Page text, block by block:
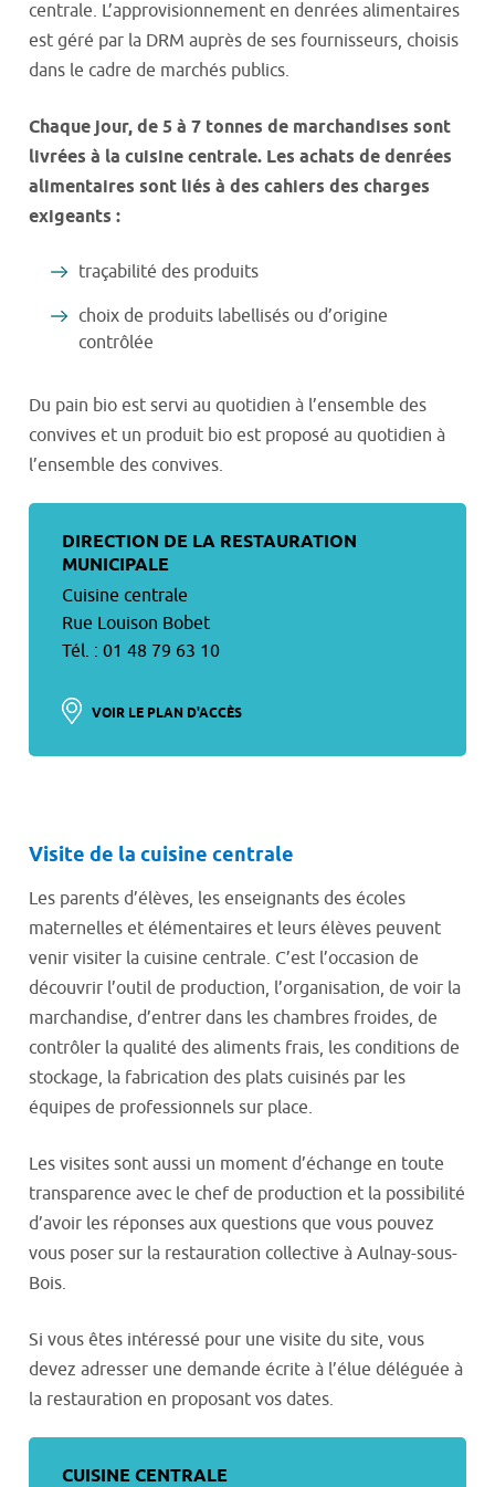
centrale. L’approvisionnement en denrées alimentaires
est géré par la DRM auprès de ses fournisseurs, choisis
dans le cadre de marchés publics.
Chaque jour, de 5 à 7 tonnes de marchandises sont
livrées à la cuisine centrale. Les achats de denrées
alimentaires sont liés à des cahiers des charges
exigeants :
traçabilité des produits
choix de produits labellisés ou d’origine
contrôlée
Du pain bio est servi au quotidien à l’ensemble des
convives et un produit bio est proposé au quotidien à
l’ensemble des convives.
DIRECTION DE LA RESTAURATION
MUNICIPALE
Cuisine centrale
Rue Louison Bobet
Tél. : 01 48 79 63 10
VOIR LE PLAN D'ACCÈS
Visite de la cuisine centrale
Les parents d’élèves, les enseignants des écoles
maternelles et élémentaires et leurs élèves peuvent
venir visiter la cuisine centrale. C’est l’occasion de
découvrir l’outil de production, l’organisation, de voir la
marchandise, d’entrer dans les chambres froides, de
contrôler la qualité des aliments frais, les conditions de
stockage, la fabrication des plats cuisinés par les
équipes de professionnels sur place.
Les visites sont aussi un moment d’échange en toute
transparence avec le chef de production et la possibilité
d’avoir les réponses aux questions que vous pouvez
vous poser sur la restauration collective à Aulnay-sous-
Bois.
Si vous êtes intéressé pour une visite du site, vous
devez adresser une demande écrite à l’élue déléguée à
la restauration en proposant vos dates.
CUISINE CENTRALE